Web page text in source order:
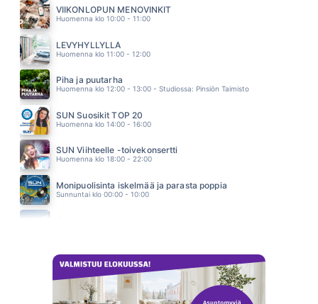
SUVI TERÄSNISKA
13.03
YÖ
12.54
VIIKONLOPUN MENOVINKIT
Huomenna klo 10:00 - 11:00
LEVYHYLLYLLÄ
Huomenna klo 11:00 - 12:00
Piha ja puutarha
Huomenna klo 12:00 - 13:00 - Studiossa: Pinsiön Taimisto
SUN Suosikit TOP 20
Huomenna klo 14:00 - 16:00
SUN Viihteelle -toivekonsertti
Huomenna klo 18:00 - 22:00
Monipuolisinta iskelmää ja parasta poppia
Sunnuntai klo 00:00 - 10:00